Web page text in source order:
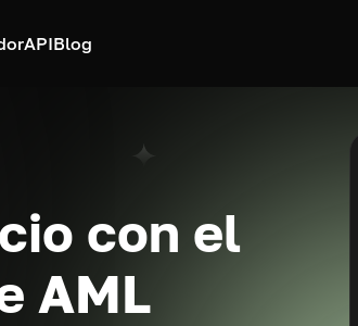
APIBlog
con el
AML